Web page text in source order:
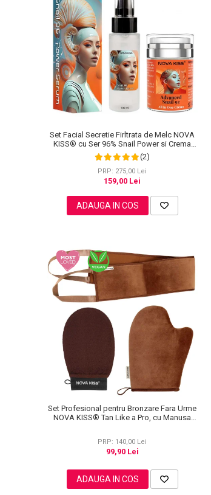
Set Facial Secretie Firltrata de Melc NOVA
KISS® cu Ser 96% Snail Power si Crema
Advanced Snail 92 All in One
(2)
PRP: 275,00 Lei
159,00 Lei
ADAUGA IN COS
Set Profesional pentru Bronzare Fara Urme
NOVA KISS® Tan Like a Pro, cu Manusa
PRP: 140,00 Lei
99,90 Lei
ADAUGA IN COS